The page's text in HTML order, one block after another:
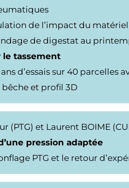
de l’impact du
de digestat au
le tassement
d’essais sur 40 parcelles
bêche et profil 3D
(PTG) et Laurent BOIME
pression adaptée
PTG et le retour